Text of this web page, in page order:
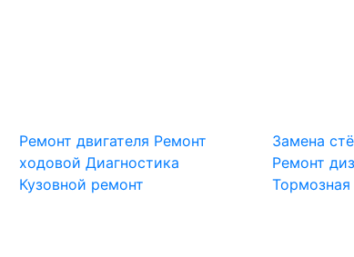
Ремонт двигателя Ремонт
ходовой Диагностика
Кузовной ремонт
Замена
Ремонт